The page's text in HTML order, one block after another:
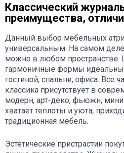
Классический
преимущества,
Данный выбор мебельных
универсальным. На самом деле
можно в любом пространстве.
гармоничные формы идеальны
гостиной, спальни, офиса. Все
классика присутствует в
модерн, арт-деко, фьюжн,
хватает теплоты и уюта,
традиционная мебель.
Эстетические пристрастии